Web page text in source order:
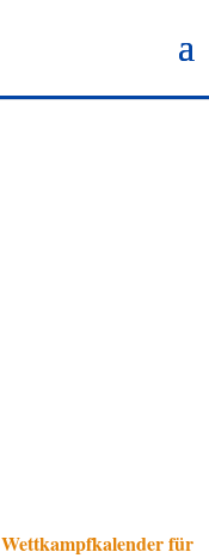
Wettkampfkalender für